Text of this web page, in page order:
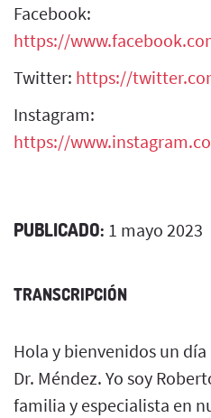
Facebook:
https://
Twitter: https://
Instagram:
https://
PUBLICADO: 1 mayo 2023
TRANSCRIPCIÓN
Hola y bienvenidos un
Dr. Méndez. Yo soy
familia y especialista en